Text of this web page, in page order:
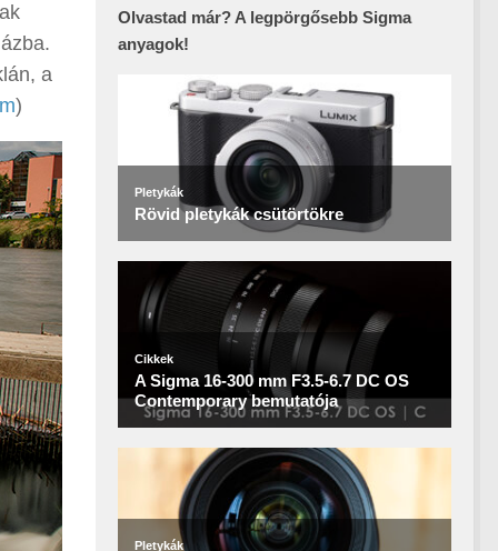
a
)
Olvastad már? A legpörgősebb Sigma
anyagok!